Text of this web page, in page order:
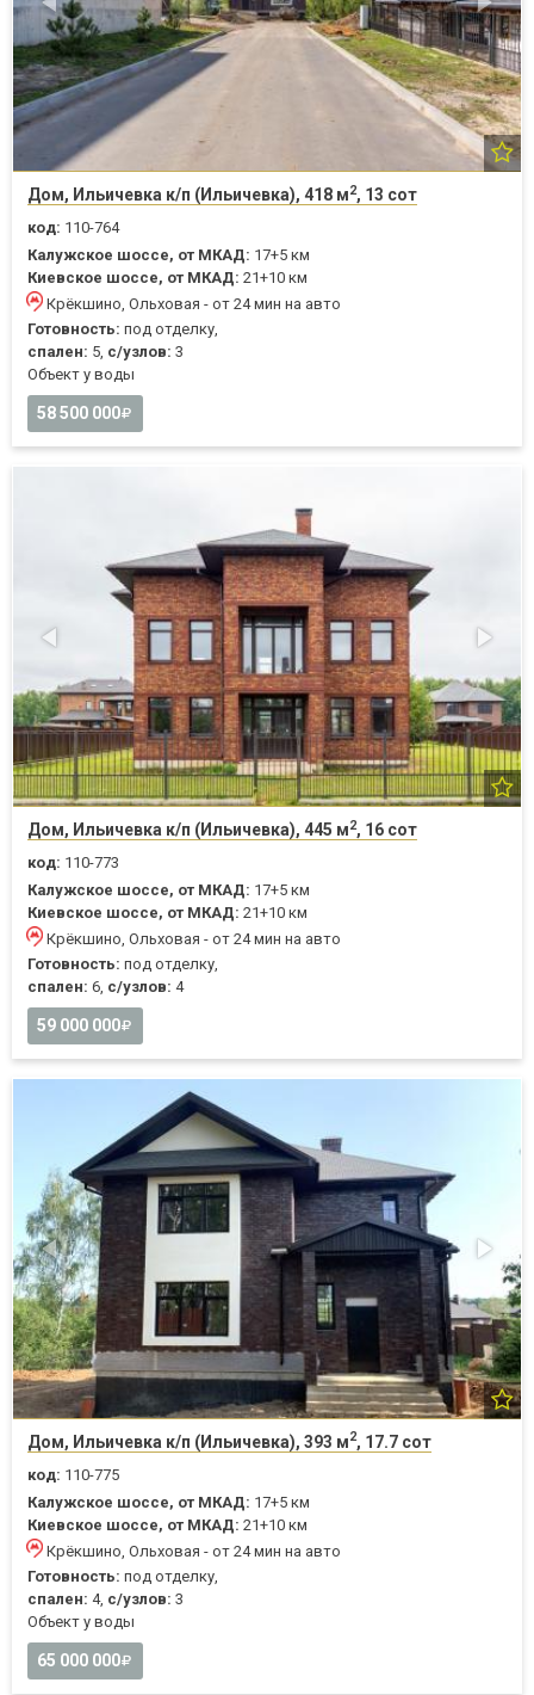
Дом, Ильичевка к/п (Ильичевка), 418 м2, 13 сот
код: 110-764
Калужское шоссе, от МКАД: 17+5 км
Киевское шоссе, от МКАД: 21+10 км
Крёкшино, Ольховая - от 24 мин на авто
Готовность: под отделку,
спален: 5, с/узлов: 3
Объект у воды
58 500 000
Дом, Ильичевка к/п (Ильичевка), 445 м2, 16 сот
код: 110-773
Калужское шоссе, от МКАД: 17+5 км
Киевское шоссе, от МКАД: 21+10 км
Крёкшино, Ольховая - от 24 мин на авто
Готовность: под отделку,
спален: 6, с/узлов: 4
59 000 000
Дом, Ильичевка к/п (Ильичевка), 393 м2, 17.7 сот
код: 110-775
Калужское шоссе, от МКАД: 17+5 км
Киевское шоссе, от МКАД: 21+10 км
Крёкшино, Ольховая - от 24 мин на авто
Готовность: под отделку,
спален: 4, с/узлов: 3
Объект у воды
65 000 000